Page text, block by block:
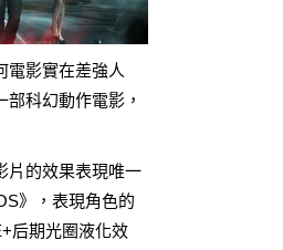
電影實在差強人
科幻動作電影，
片的效果表現唯一
》，表現角色的
后期光圈液化效